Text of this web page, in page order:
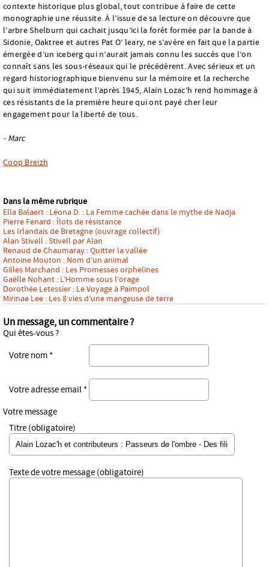
contexte historique plus global, tout contribue à faire de cette
monographie une réussite. À l’issue de sa lecture on découvre que
l’arbre Shelburn qui cachait jusqu’ici la forêt formée par la bande à
Sidonie, Oaktree et autres Pat O’ leary, ne s’avère en fait que la partie
émergée d’un iceberg qui n’aurait jamais connu les succès que l’on
connaît sans les sous-réseaux qui le précédèrent. Avec sérieux et un
regard historiographique bienvenu sur la mémoire et la recherche
qui suit immédiatement l’après 1945, Alain Lozac’h rend hommage à
ces résistants de la première heure qui ont payé cher leur
engagement pour la liberté de tous.
- Marc
Coop Breizh
Dans la même rubrique
Ella Balaert : Léona D. : La Femme cachée dans le mythe de Nadja
Pierre Fenard : Îlots de résistance
Les Irlandais de Bretagne (ouvrage collectif)
Alan Stivell : Stivell par Alan
Renaud de Chaumaray : Quitter la vallée
Antoine Mouton : Nom d’un animal
Gilles Marchand : Les Promesses orphelines
Gaëlle Nohant : L’Homme sous l’orage
Dorothée Letessier : Le Voyage à Paimpol
Mirinae Lee : Les 8 vies d’une mangeuse de terre
Un message, un commentaire ?
Qui êtes-vous ?
Votre nom *
Votre adresse email *
Votre message
Titre (obligatoire)
Texte de votre message (obligatoire)